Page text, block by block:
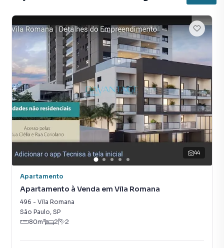
44
Apartamento
Apartamento à Venda em Vila Romana
496 - Vila Romana
São Paulo, SP
80m² 2 2